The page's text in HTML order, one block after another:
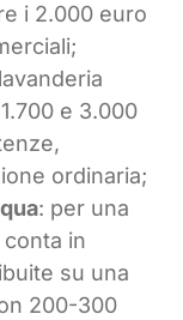
i 2.000 euro
e 3.000
ordinaria;
: per una
in
su una
200-300